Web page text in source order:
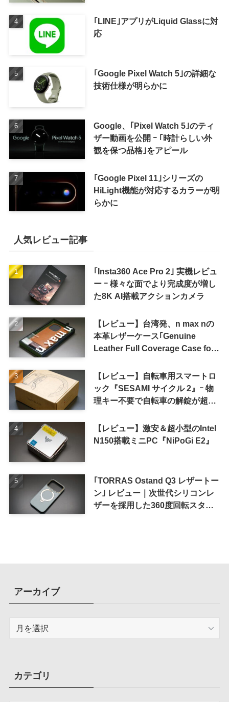
｢LINE｣アプリがLiquid Glassに対
応
｢Google Pixel Watch 5｣の詳細な
技術仕様が明らかに
Google、｢Pixel Watch 5｣のティ
ザー動画を公開 ｰ ｢時計らしい外
観を保つ品格｣をアピール
｢Google Pixel 11｣シリーズの
HiLight機能が対応するカラーが明
らかに
人気レビュー記事
｢Insta360 Ace Pro 2｣ 実機レビュ
ー ｰ 様々な面でより完成度が増し
た8K AI搭載アクションカメラ
【レビュー】台湾発、n max nの
本革レザーケース｢Genuine
Leather Full Coverage Case for
【レビュー】自転車用スマートロ
ック『SESAMI サイクル 2』ｰ 物
理キー不要で自転車の解錠が超簡
【レビュー】激安＆超小型のIntel
N150搭載ミニPC『NiPoGi E2』
｢TORRAS Ostand Q3 レザートー
ン｣ レビュー｜次世代シリコンレ
ザーを採用した360度回転スタン
アーカイブ
ブカテゴリ